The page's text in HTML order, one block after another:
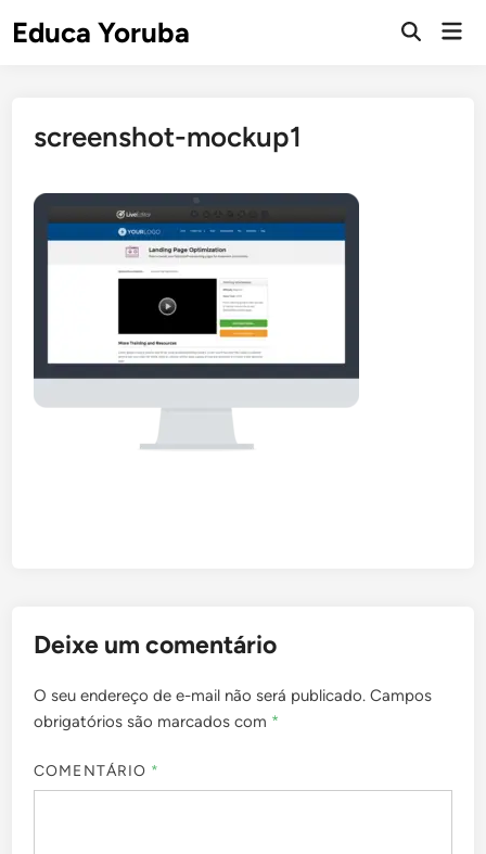
toEduca Yoruba
Open
screenshot-mockup1
Deixe um comentário
O seu endereço de e-mail não será publicado. Campos
obrigatórios são marcados com *
COMENTÁRIO *